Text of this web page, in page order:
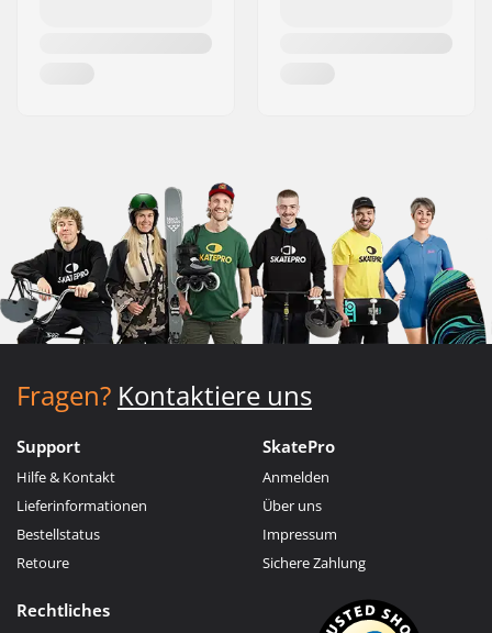
Fragen? Kontaktiere uns
Support
Hilfe & Kontakt
Lieferinformationen
Bestellstatus
Retoure
SkatePro
Anmelden
Über uns
Impressum
Sichere Zahlung
Rechtliches